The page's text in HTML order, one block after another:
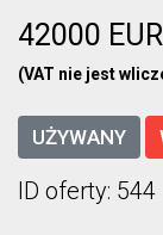
42000 EUR
(VAT nie jest
UŻYWANY
ID oferty: 544